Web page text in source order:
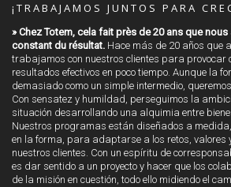
¡TRABAJAMOS JUNTOS PARA
» Chez Totem, cela fait près de 20 ans que
constant du résultat. Hace más de 20 años que
trabajamos con nuestros clientes para provocar
resultados efectivos en poco tiempo. Aunque la
demasiado como un simple intermedio,
Con sensatez y humildad, perseguimos la
situación desarrollando una alquimia entre
Nuestros programas están diseñados a medida,
en la forma, para adaptarse a los retos, valores
nuestros clientes. Con un espíritu de
es dar sentido a un proyecto y hacer que los
de la misión en cuestión, todo ello midiendo el